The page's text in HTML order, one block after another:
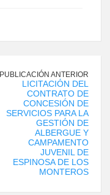
PUBLICACIÓN ANTERIOR
LICITACIÓN DEL
CONTRATO DE
CONCESIÓN DE
SERVICIOS PARA LA
GESTIÓN DE
ALBERGUE Y
CAMPAMENTO
JUVENIL DE
ESPINOSA DE LOS
MONTEROS